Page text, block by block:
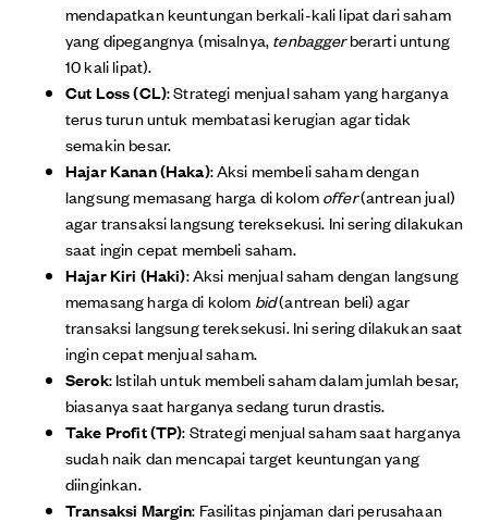
mendapatkan keuntungan berkali-kali lipat dari saham
yang dipegangnya (misalnya,tenbaggerberarti untung
10 kali lipat).
Cut Loss (CL): Strategi menjual saham yang harganya
terus turun untuk membatasi kerugian agar tidak
semakin besar.
Hajar Kanan (Haka): Aksi membeli saham dengan
langsung memasang harga di kolomoffer(antrean jual)
agar transaksi langsung tereksekusi. Ini sering dilakukan
saat ingin cepat membeli saham.
Hajar Kiri (Haki): Aksi menjual saham dengan langsung
memasang harga di kolom bid(antrean beli) agar
transaksi langsung tereksekusi. Ini sering dilakukan saat
ingin cepat menjual saham.
Serok: Istilah untuk membeli saham dalam jumlah besar,
biasanya saat harganya sedang turun drastis.
Take Profit (TP): Strategi menjual saham saat harganya
sudah naik dan mencapai target keuntungan yang
diinginkan.
Transaksi Margin: Fasilitas pinjaman dari perusahaan